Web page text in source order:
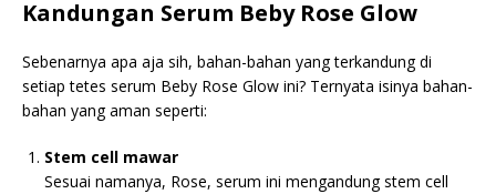
Kandungan Serum Beby Rose Glow
Sebenarnya apa aja sih, bahan-bahan yang terkandung di
setiap tetes serum Beby Rose Glow ini? Ternyata isinya bahan-
bahan yang aman seperti:
Stem cell mawar
Sesuai namanya, Rose, serum ini mengandung stem cell